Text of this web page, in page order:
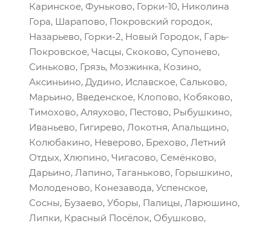
Каринское, Фуньково, Горки-10, Николина
Гора, Шарапово, Покровский городок,
Назарьево, Горки-2, Новый Городок, Гарь-
Покровское, Часцы, Скоково, Супонево,
Синьково, Грязь, Мозжинка, Козино,
Аксиньино, Дудино, Иславское, Сальково,
Марьино, Введенское, Клопово, Кобяково,
Тимохово, Аляухово, Пестово, Рыбушкино,
Иваньево, Гигирево, Локотня, Апальщино,
Колюбакино, Неверово, Брехово, Летний
Отдых, Хлюпино, Чигасово, Семёнково,
Дарьино, Лапино, Таганьково, Горышкино,
Молоденово, Конезавода, Успенское,
Сосны, Бузаево, Уборы, Палицы, Ларюшино,
Липки, Красный Посёлок, Обушково,